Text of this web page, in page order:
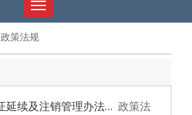
Toggle
navigation
政策法规
《电力业务许可证延续及注销管理办法》政策解读 政策法